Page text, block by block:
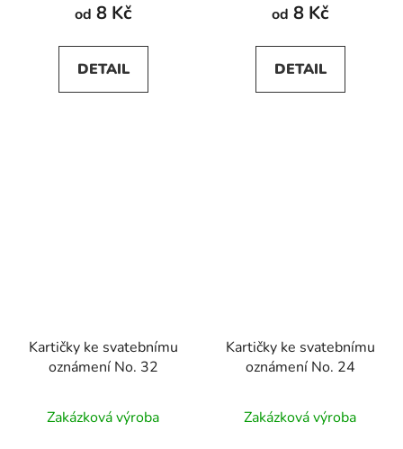
od 8 Kč
DETAIL
od 8 Kč
DETAIL
Kartičky ke svatebnímu
oznámení No. 32
Zakázková výroba
Kartičky ke svatebnímu
oznámení No. 24
Zakázková výroba